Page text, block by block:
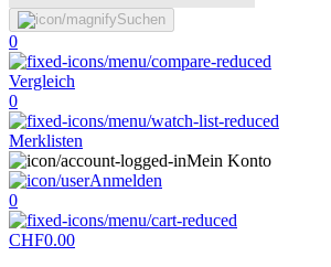
Suchen
0
Vergleich
0
Merklisten
Mein Konto
Anmelden
0
CHF0.00